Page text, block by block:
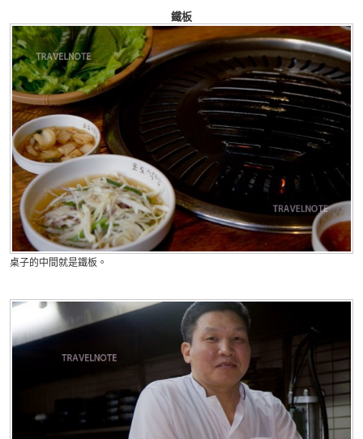
鐵板
桌子的中間就是鐵板。